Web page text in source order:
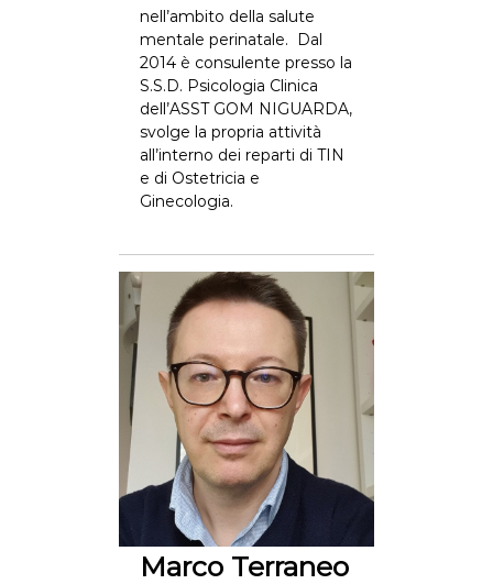
nell’ambito della salute
mentale perinatale. Dal
2014 è consulente presso la
S.S.D. Psicologia Clinica
dell’ASST GOM NIGUARDA,
svolge la propria attività
all’interno dei reparti di TIN
e di Ostetricia e
Ginecologia.
Marco Terraneo